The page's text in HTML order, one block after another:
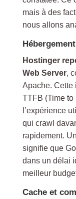
mais à des
nous allons
Hostinger
Web Server,
Apache. Cette
TTFB (Time to
l’expérience
qui crawl
rapidement.
signifie que
dans un délai
meilleur
Cache et